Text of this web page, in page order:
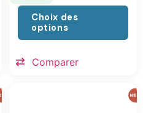
Choix des
options
Comparer